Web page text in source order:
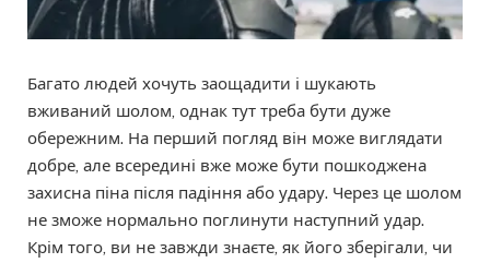
Багато людей хочуть заощадити і шукають
вживаний шолом, однак тут треба бути дуже
обережним. На перший погляд він може виглядати
добре, але всередині вже може бути пошкоджена
захисна піна після падіння або удару. Через це шолом
не зможе нормально поглинути наступний удар.
Крім того, ви не завжди знаєте, як його зберігали, чи